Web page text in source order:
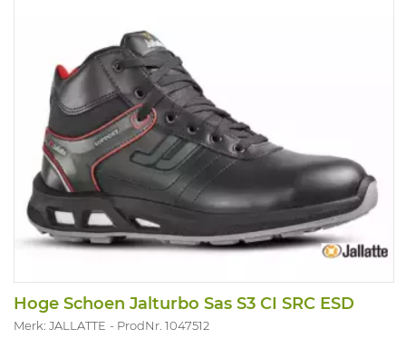
Hoge Schoen Jalturbo Sas S3 CI SRC ESD
Merk: JALLATTE ProdNr. 1047512